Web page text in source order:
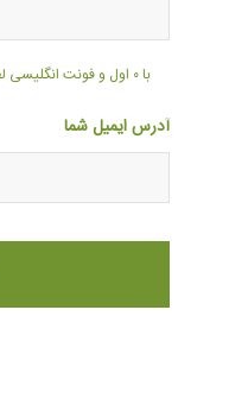
با ۰ اول و فونت انگلیسی لطفا!
آدرس ایمیل شما